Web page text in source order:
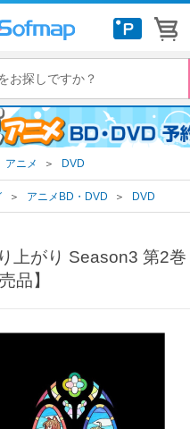
アニメ ＞ DVD
＞ アニメBD・DVD ＞ DVD
上がり Season3 第2巻
品】